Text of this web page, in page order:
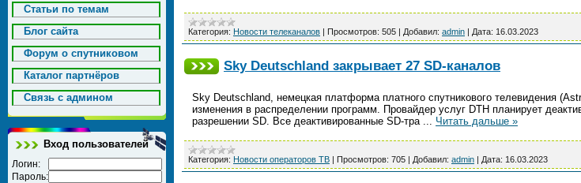
Статьи по темам
Блог сайта
Форум о спутниковом
Каталог партнёров
Cвязь с админом
Вход пользователей
Логин:
Пароль:
Категория: Новости телеканалов | Просмотров: 505 | Добавил: admin | Дата: 16.03.2023
Sky Deutschland закрывает 27 SD-каналов
Sky Deutschland, немецкая платформа платного спутникового телевидения
изменения в распределении программ. Провайдер услуг DTH планирует
разрешении SD. Все деактивированные SD-тра ... Читать дальше »
Категория: Новости операторов ТВ | Просмотров: 705 | Добавил: admin | Дата: 16.03.2023